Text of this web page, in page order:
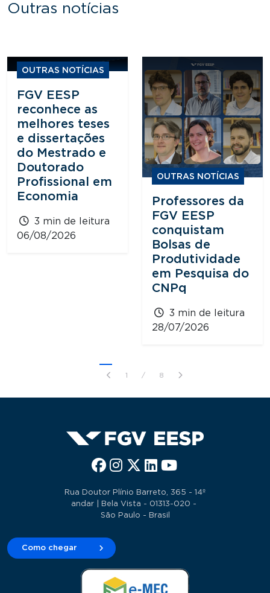
Outras notícias
OUTRAS NOTÍCIAS
FGV EESP
reconhece as
melhores teses
e dissertações
do Mestrado e
Doutorado
Profissional em
Economia
3 min de leitura
06/08/2026
OUTRAS NOTÍCIAS
Professores da
FGV EESP
conquistam
Bolsas de
Produtividade
em Pesquisa do
CNPq
3 min de leitura
28/07/2026
1 / 8
Rua Doutor Plínio Barreto, 365 - 14º
andar | Bela Vista - 01313-020 -
São Paulo - Brasil
Como chegar